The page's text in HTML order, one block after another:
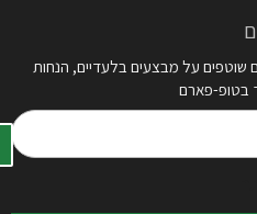
על מבצעים בלעדיים, הנחות
בטופ-פארם